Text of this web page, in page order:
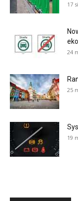
17
24
25
19